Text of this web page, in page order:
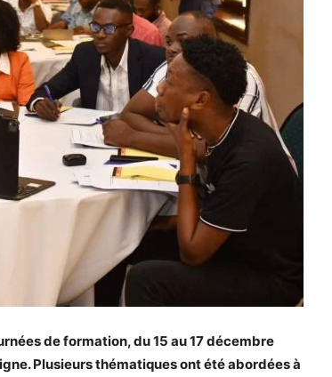
de formation, du 15 au 17 décembre
Plusieurs thématiques ont été abordées à